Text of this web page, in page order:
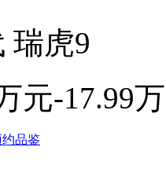
瑞虎9
元-17.99
约品鉴